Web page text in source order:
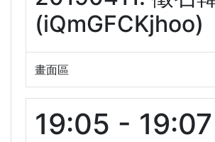
(iQmGFCKjhoo)
畫面區
19:05 - 19:07